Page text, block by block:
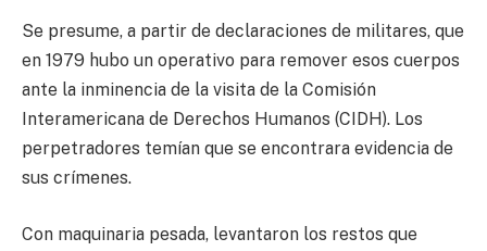
Se presume, a partir de declaraciones de militares, que
en 1979 hubo un operativo para remover esos cuerpos
ante la inminencia de la visita de la Comisión
Interamericana de Derechos Humanos (CIDH). Los
perpetradores temían que se encontrara evidencia de
sus crímenes.
Con maquinaria pesada, levantaron los restos que